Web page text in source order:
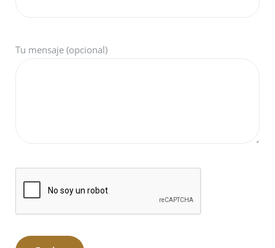
Tu mensaje (opcional)